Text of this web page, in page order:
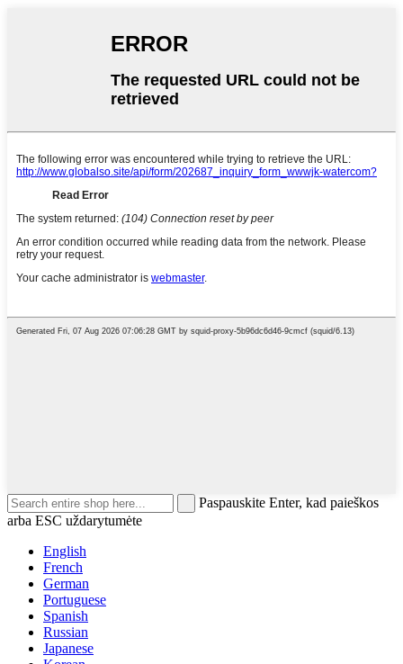
Paspauskite Enter, kad paieškos
arba ESC uždarytumėte
English
French
German
Portuguese
Spanish
Russian
Japanese